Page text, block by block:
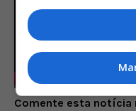
Play
Comente esta notícia